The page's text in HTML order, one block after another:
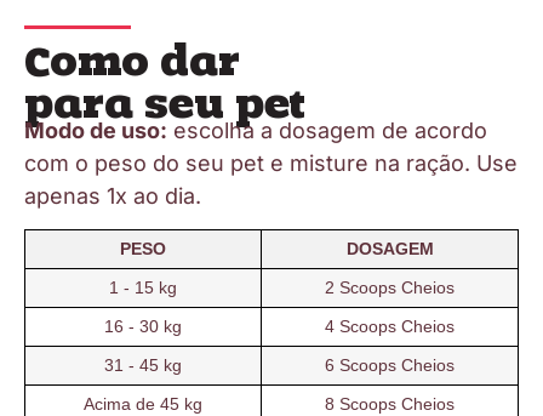
Como dar
para seu pet
Modo de uso: escolha a dosagem de acordo
com o peso do seu pet e misture na ração. Use
apenas 1x ao dia.
PESO
DOSAGEM
1 - 15 kg
2 Scoops Cheios
16 - 30 kg
4 Scoops Cheios
31 - 45 kg
6 Scoops Cheios
Acima de 45 kg
8 Scoops Cheios